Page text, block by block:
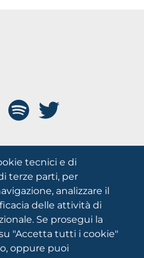
tecnici e di
terze parti, per
analizzare il
delle attività di
Se prosegui la
"Accetta tutti i cookie"
oppure puoi